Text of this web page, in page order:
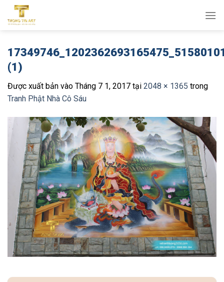
qua
(1)
Được xuất bản vào Tháng 7 1, 2017 tại 2048 × 1365 trong
Tranh Phật Nhà Cô Sáu